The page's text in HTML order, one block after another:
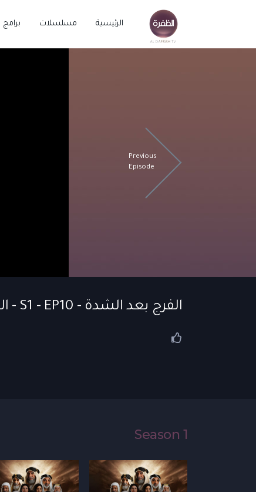
الرئيسية مسلسلات برامج
Previous
Episode
الفرج بعد الشدة - S1 - EP10 - الفرج بعد الشدة | الحلقة 10
Season 1